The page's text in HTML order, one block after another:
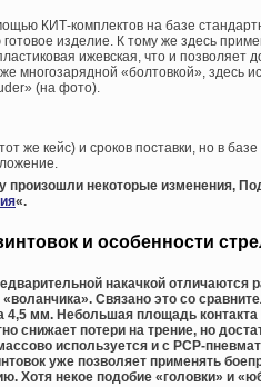
КИТ-комплектов на базе
изделие. К тому же здесь
ижевская, что и позволяет
многозарядной «болтовкой», здесь
(на фото).
же кейс) и сроков поставки, но в
произошли некоторые изменения,
«.
и особенности
накачкой
Связано это со
4,5 мм. Небольшая площадь контакта
снижает потери на трение, но
используется и с PCP-
уже позволяет применять
Хотя некое подобие «головки» и